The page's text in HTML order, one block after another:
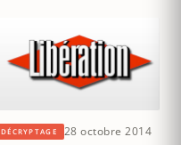
DÉCRYPTAGE 28 octobre 2014